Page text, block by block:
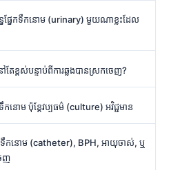
ផ្នែកទឹកនោម (urinary) មួយណាខ្លះដែល
ៅតែខ្ពស់បន្ទាប់ពីការឆ្លងបានស្រកចេញ?
កនោម ប៉ុន្តែវប្បធម៌ (culture) អវិជ្ជមាន
នោម (catheter), BPH, អាយុចាស់, ឬ
ញ